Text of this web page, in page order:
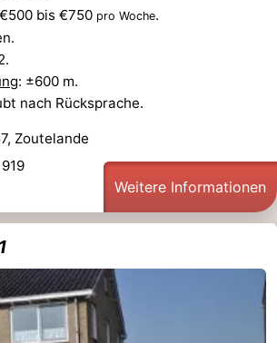
bis €750 pro Woche.
: ±600 m.
nach Rücksprache.
Zoutelande
Weitere Informationen